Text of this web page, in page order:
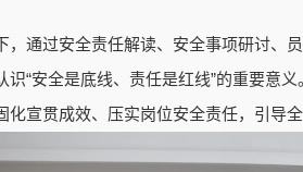
通过安全责任解读、安全事项研讨
“安全是底线、责任是红线”的重要意
宣贯成效、压实岗位安全责任，引导